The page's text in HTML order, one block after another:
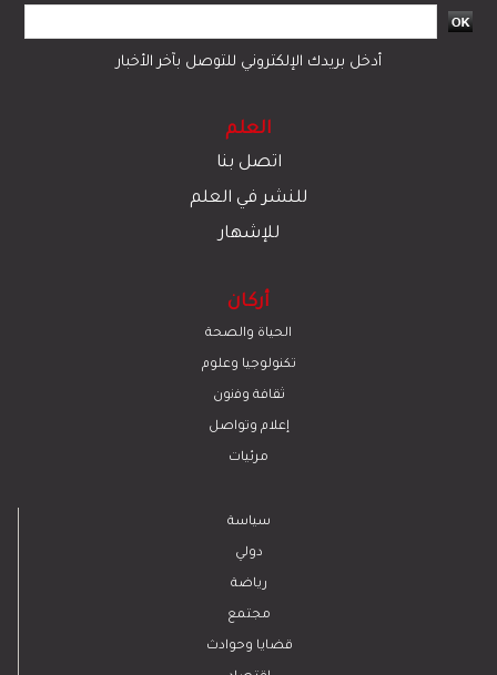
أدخل بريدك الإلكتروني للتوصل بآخر الأخبار
العلم
اتصل بنا
للنشر في العلم
للإشهار
أركان
الحياة والصحة
تكنولوجيا وعلوم
ﺛﻘﺎﻓﺔ وﻓﻧون
إعلام وتواصل
مرئيات
سياسة
دولي
رياضة
مجتمع
قضايا وحوادث